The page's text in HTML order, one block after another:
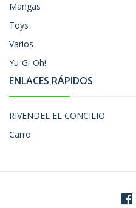
Mangas
Toys
Varios
Yu-Gi-Oh!
ENLACES RÁPIDOS
RIVENDEL EL CONCILIO
Carro